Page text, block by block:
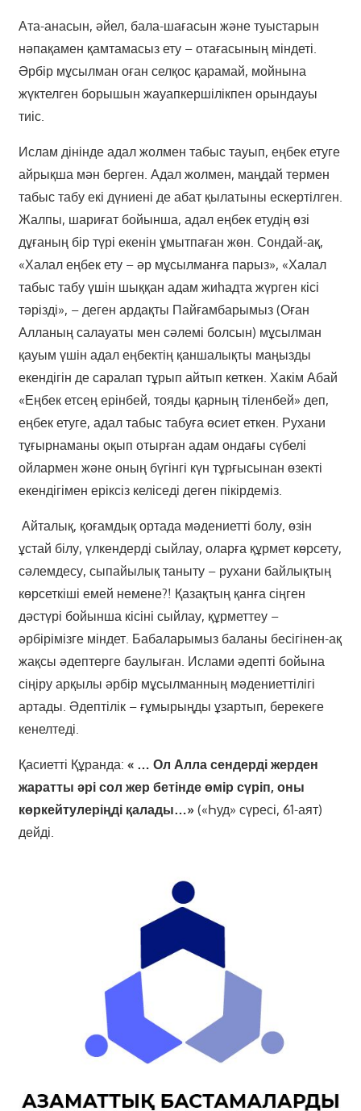
Ата-анасын, әйел, бала-шағасын және туыстарын
нәпақамен қамтамасыз ету – отағасының міндеті.
Әрбір мұсылман оған селқос қарамай, мойнына
жүктелген борышын жауапкершілікпен орындауы
тиіс.
Ислам дінінде адал жолмен табыс та­уып, еңбек етуге
айрықша мән берген. Адал жолмен, маңдай термен
табыс табу екі дүниені де абат қылатыны ескертілген.
Жалпы, шариғат бойын­ша, адал еңбек етудің өзі
дұғаның бір түрі екенін ұмытпаған жөн. Сондай-ақ,
«Халал еңбек ету – әр мұсылманға па­рыз», «Халал
табыс табу үшін шыққан адам жиһадта жүрген кісі
тәрізді», – деген ардақты Пайғамбарымыз (Оған
Алланың салауаты мен сәлемі болсын) мұсылман
қауым үшін адал еңбектің қаншалықты маңызды
екендігін де саралап тұрып айтып кеткен. Хакім Абай
«Еңбек етсең ерінбей, тояды қарның тіленбей» деп,
еңбек етуге, адал табыс табуға өсиет еткен. Рухани
тұғырнаманы оқып отырған адам ондағы сүбелі
ойлармен және оның бүгінгі күн тұрғысынан өзекті
екендігімен еріксіз келіседі деген пікірдеміз.
Айталық, қоғамдық орта­да мәдениетті болу, өзін
ұстай білу, үлкендерді сыйлау, оларға құрмет көрсету,
сәлемдесу, сыпайылық таныту – рухани байлықтың
көрсеткіші емей немене?! Қазақтың қанға сіңген
дәстүрі бойынша кісіні сыйлау, құрметтеу –
әрбірімізге міндет. Бабаларымыз баланы бесігінен-ақ
жақсы әдептерге баулыған. Ислами әдепті бойына
сіңіру арқылы әрбір мұсылманның мәдениеттілігі
артады. Әдептілік – ғұмырыңды ұзартып, берекеге
кенелтеді.
Қасиетті Құранда: « … Ол Алла сендерді жерден
жаратты әрі сол жер бетінде өмір сүріп, оны
көркейтулеріңді қалады…» («Һуд» сүресі, 61-аят)
дейді.